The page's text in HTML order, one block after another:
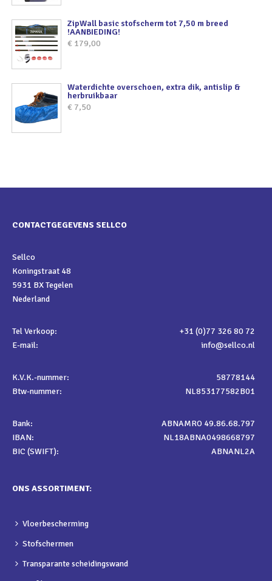
ZipWall basic stofscherm tot 7,50 m breed
!AANBIEDING!
€ 179,00
Waterdichte overschoen, extra dik, antislip &
herbruikbaar
€ 7,50
CONTACTGEGEVENS SELLCO
Sellco
Koningstraat 48
5931 BX Tegelen
Nederland
Tel Verkoop:
+31 (0)77 326 80 72
E-mail:
info@sellco.nl
K.V.K.-nummer:
58778144
Btw-nummer:
NL853177582B01
Bank:
ABNAMRO 49.86.68.797
IBAN:
NL18ABNA0498668797
BIC (SWIFT):
ABNANL2A
ONS ASSORTIMENT:
Vloerbescherming
Stofschermen
Transparante scheidingswand